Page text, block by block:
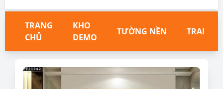
TRANG
CHỦ
KHO
DEMO
TƯỜNG NỀN TRANH